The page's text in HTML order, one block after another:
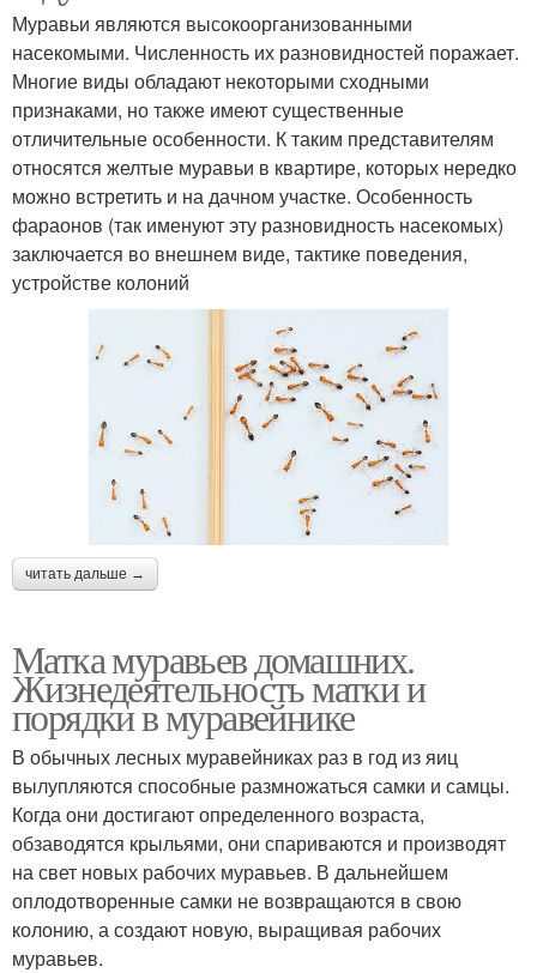
Муравьи являются высокоорганизованными
насекомыми. Численность их разновидностей поражает.
Многие виды обладают некоторыми сходными
признаками, но также имеют существенные
отличительные особенности. К таким представителям
относятся желтые муравьи в квартире, которых нередко
можно встретить и на дачном участке. Особенность
фараонов (так именуют эту разновидность насекомых)
заключается во внешнем виде, тактике поведения,
устройстве колоний
читать дальше →
Матка муравьев домашних.
Жизнедеятельность матки и
порядки в муравейнике
В обычных лесных муравейниках раз в год из яиц
вылупляются способные размножаться самки и самцы.
Когда они достигают определенного возраста,
обзаводятся крыльями, они спариваются и производят
на свет новых рабочих муравьев. В дальнейшем
оплодотворенные самки не возвращаются в свою
колонию, а создают новую, выращивая рабочих
муравьев.